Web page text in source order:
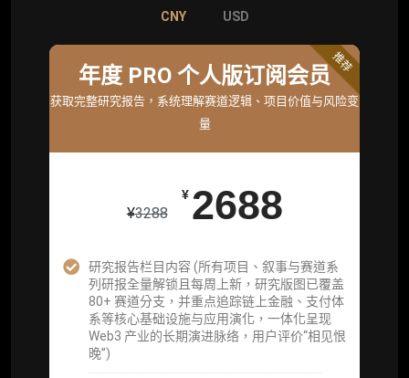
CNY USD
年度 PRO 个人版订阅会员
获取完整研究报告，系统理解赛道逻辑、项目价值与风险变
量
¥3288
¥ 2688
研究报告栏目内容 (所有项目、叙事与赛道系
列研报全量解锁且每周上新，研究版图已覆盖
80+ 赛道分支，并重点追踪链上金融、支付体
系等核心基础设施与应用演化，一体化呈现
Web3 产业的长期演进脉络，用户评价“相见恨
晚”)
推荐
CNY USD
机构标准年度服务会员
获取机构级研究与基础服务
26800
服)
机构增强研究包（在每期研报基础上，进一步
提供一页纸格局图、机构视角附录、结构化数
据集与定向持续追踪数据库，将研报内容沉淀
为可复用、可复核、可持续追踪的机构级研究
资产）
标准版